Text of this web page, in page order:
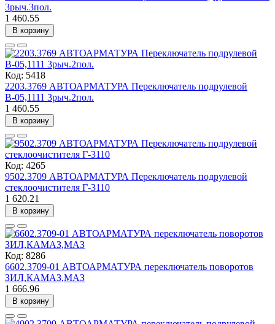
3рыч.3пол.
1 460.55
В корзину
Код: 5418
2203.3769 АВТОАРМАТУРА Переключатель подрулевой
В-05,1111 3рыч.2пол.
1 460.55
В корзину
Код: 4265
9502.3709 АВТОАРМАТУРА Переключатель подрулевой
стеклоочистителя Г-3110
1 620.21
В корзину
Код: 8286
6602.3709-01 АВТОАРМАТУРА переключатель поворотов
ЗИЛ,КАМАЗ,МАЗ
1 666.96
В корзину